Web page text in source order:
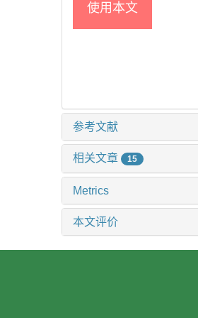
使用本文
参考文献
相关文章 15
Metrics
本文评价